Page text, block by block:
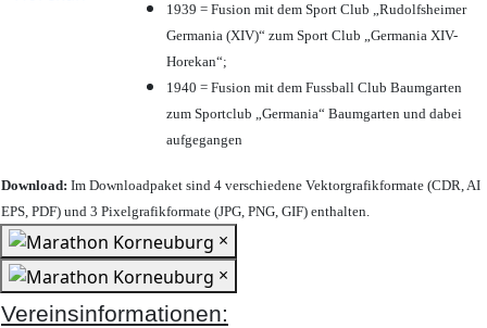
1939 = Fusion mit dem Sport Club „Rudolfsheimer
Germania (XIV)“ zum Sport Club „Germania XIV-
Horekan“;
1940 = Fusion mit dem Fussball Club Baumgarten
zum Sportclub „Germania“ Baumgarten und dabei
aufgegangen
Download: Im Downloadpaket sind 4 verschiedene Vektorgrafikformate (CDR, AI
EPS, PDF) und 3 Pixelgrafikformate (JPG, PNG, GIF) enthalten.
×
×
Vereinsinformationen: